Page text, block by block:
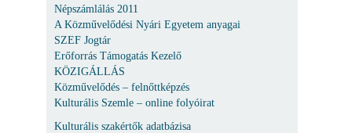
Népszámlálás 2011
A Közművelődési Nyári Egyetem anyagai
SZEF Jogtár
Erőforrás Támogatás Kezelő
KÖZIGÁLLÁS
Közművelődés – felnőttképzés
Kulturális Szemle – online folyóirat
Kulturális szakértők adatbázisa